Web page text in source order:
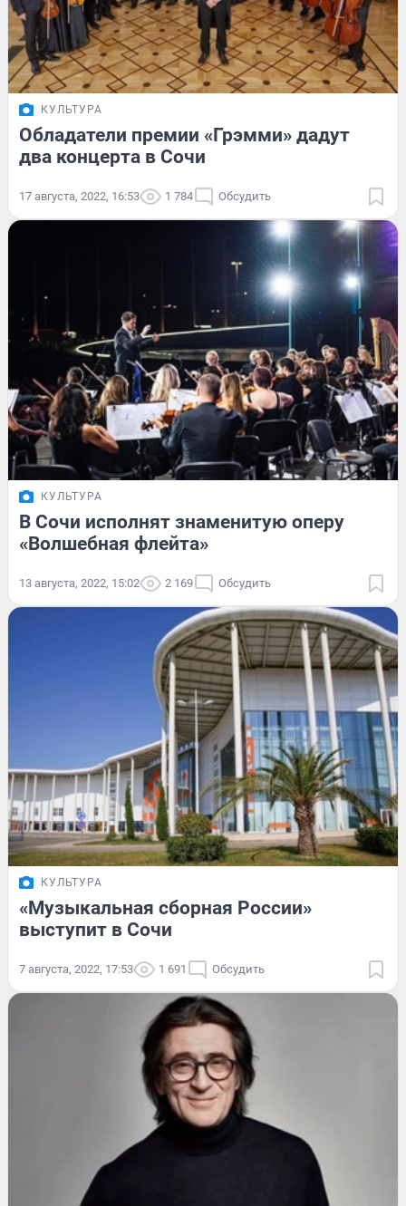
КУЛЬТУРА
Обладатели премии «Грэмми» дадут
два концерта в Сочи
17 августа, 2022, 16:53 1 784 Обсудить
КУЛЬТУРА
В Сочи исполнят знаменитую оперу
«Волшебная флейта»
13 августа, 2022, 15:02 2 169 Обсудить
КУЛЬТУРА
«Музыкальная сборная России»
выступит в Сочи
7 августа, 2022, 17:53 1 691 Обсудить